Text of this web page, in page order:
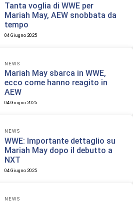
Tanta voglia di WWE per
Mariah May, AEW snobbata da
tempo
04 Giugno 2025
NEWS
Mariah May sbarca in WWE,
ecco come hanno reagito in
AEW
04 Giugno 2025
NEWS
WWE: Importante dettaglio su
Mariah May dopo il debutto a
NXT
04 Giugno 2025
NEWS